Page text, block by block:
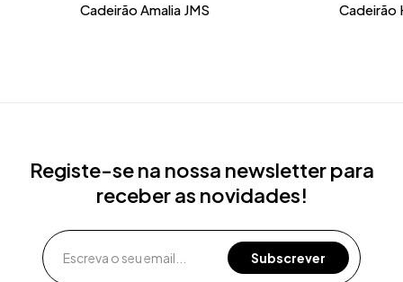
Cadeirão Amalia JMS Cadeirão
Registe-se na nossa newsletter para
receber as novidades!